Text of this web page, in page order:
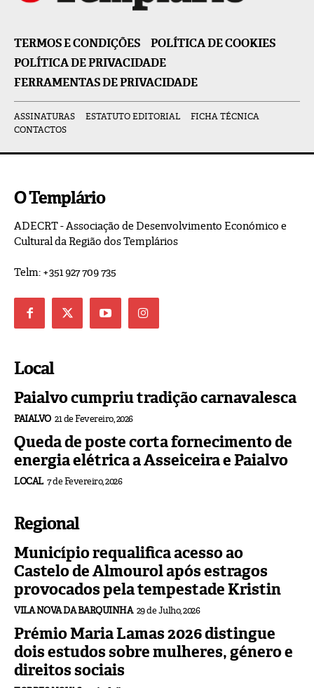
TERMOS E CONDIÇÕES
POLÍTICA DE COOKIES
POLÍTICA DE PRIVACIDADE
FERRAMENTAS DE PRIVACIDADE
ASSINATURAS ESTATUTO EDITORIAL
FICHA TÉCNICA
CONTACTOS
O Templário
ADECRT - Associação de Desenvolvimento Económico e
Cultural da Região dos Templários
Telm: +351 927 709 735
Local
Paialvo cumpriu tradição carnavalesca
PAIALVO 21 de Fevereiro, 2026
Queda de poste corta fornecimento de
energia elétrica a Asseiceira e Paialvo
LOCAL 7 de Fevereiro, 2026
Regional
Município requalifica acesso ao
Castelo de Almourol após estragos
provocados pela tempestade Kristin
VILA NOVA DA BARQUINHA 29 de Julho, 2026
Prémio Maria Lamas 2026 distingue
dois estudos sobre mulheres, género e
direitos sociais